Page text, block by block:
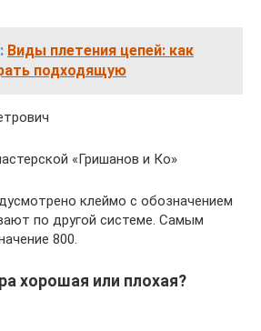
Виды плетения цепей: как
подходящую
«Гришанов и Ко»
клеймо с обозначением
по другой системе. Самым
800.
хорошая или плохая?